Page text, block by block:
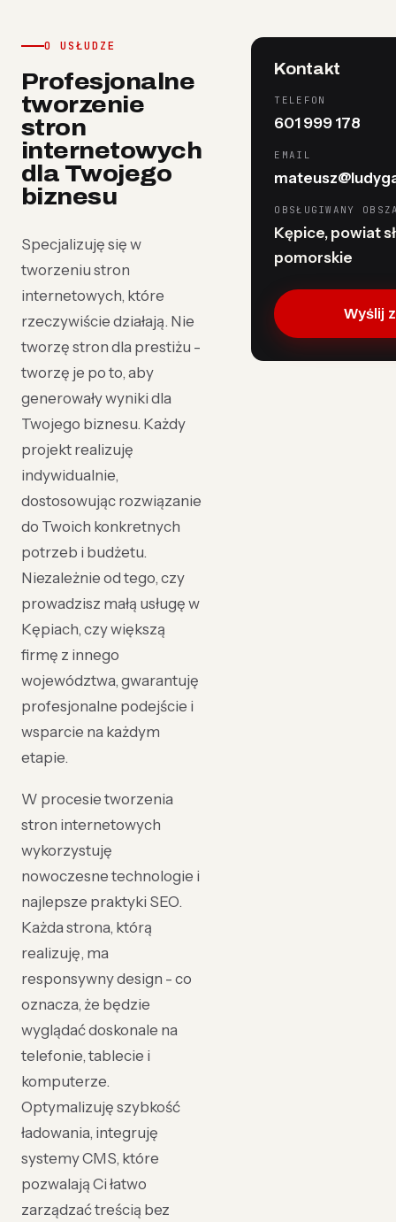
O USŁUDZE
Profesjonalne
tworzenie
stron
internetowych
dla Twojego
biznesu
Specjalizuję się w
tworzeniu stron
internetowych, które
rzeczywiście działają. Nie
tworzę stron dla prestiżu -
tworzę je po to, aby
generowały wyniki dla
Twojego biznesu. Każdy
projekt realizuję
indywidualnie,
dostosowując rozwiązanie
do Twoich konkretnych
potrzeb i budżetu.
Niezależnie od tego, czy
prowadzisz małą usługę w
Kępiach, czy większą
firmę z innego
województwa, gwarantuję
profesjonalne podejście i
wsparcie na każdym
etapie.
W procesie tworzenia
stron internetowych
wykorzystuję
nowoczesne technologie i
najlepsze praktyki SEO.
Każda strona, którą
realizuję, ma
responsywny design - co
oznacza, że będzie
wyglądać doskonale na
telefonie, tablecie i
komputerze.
Optymalizuję szybkość
ładowania, integruję
systemy CMS, które
pozwalają Ci łatwo
zarządzać treścią bez
Kontakt
TELEFON
601 999 178
EMAIL
OBSŁUGIWANY
Kępice, powiat
pomorskie
Wyślij